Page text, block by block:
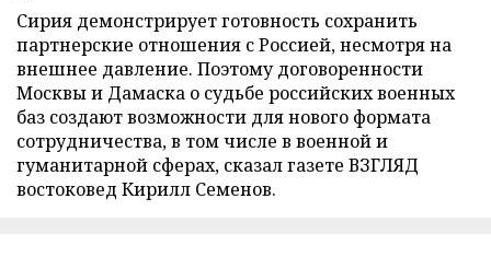
Сирия демонстрирует готовность сохранить
партнерские отношения с Россией, несмотря на
внешнее давление. Поэтому договоренности
Москвы и Дамаска о судьбе российских военных
баз создают возможности для нового формата
сотрудничества, в том числе в военной и
гуманитарной сферах, сказал газете ВЗГЛЯД
востоковед Кирилл Семенов.